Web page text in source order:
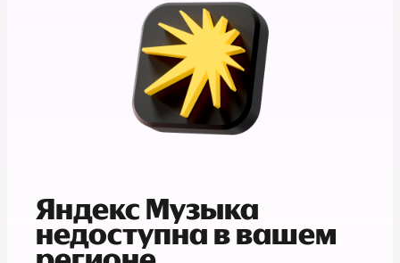
Яндекс Музыка
недоступна в вашем